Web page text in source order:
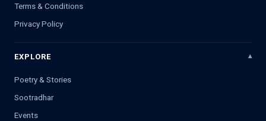
Terms & Conditions
Privacy Policy
EXPLORE
Poetry & Stories
Sootradhar
Events